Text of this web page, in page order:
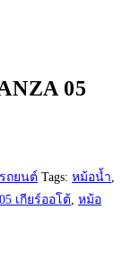
05
ถยนต์ Tags: หม้อน้ำ,
เกียร์ออโต้, หม้อ